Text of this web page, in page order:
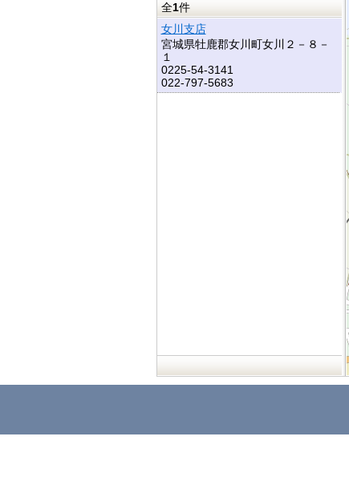
全1件
女川支店
宮城県牡鹿郡女川町女川２－８－
１
0225-54-3141
022-797-5683